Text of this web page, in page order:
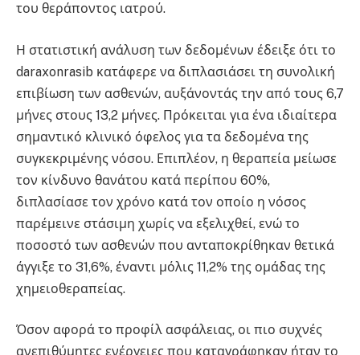
του θεράποντος ιατρού.
Η στατιστική ανάλυση των δεδομένων έδειξε ότι το
daraxonrasib κατάφερε να διπλασιάσει τη συνολική
επιβίωση των ασθενών, αυξάνοντάς την από τους 6,7
μήνες στους 13,2 μήνες. Πρόκειται για ένα ιδιαίτερα
σημαντικό κλινικό όφελος για τα δεδομένα της
συγκεκριμένης νόσου. Επιπλέον, η θεραπεία μείωσε
τον κίνδυνο θανάτου κατά περίπου 60%,
διπλασίασε τον χρόνο κατά τον οποίο η νόσος
παρέμεινε στάσιμη χωρίς να εξελιχθεί, ενώ το
ποσοστό των ασθενών που ανταποκρίθηκαν θετικά
άγγιξε το 31,6%, έναντι μόλις 11,2% της ομάδας της
χημειοθεραπείας.
Όσον αφορά το προφίλ ασφάλειας, οι πιο συχνές
ανεπιθύμητες ενέργειες που καταγράφηκαν ήταν το